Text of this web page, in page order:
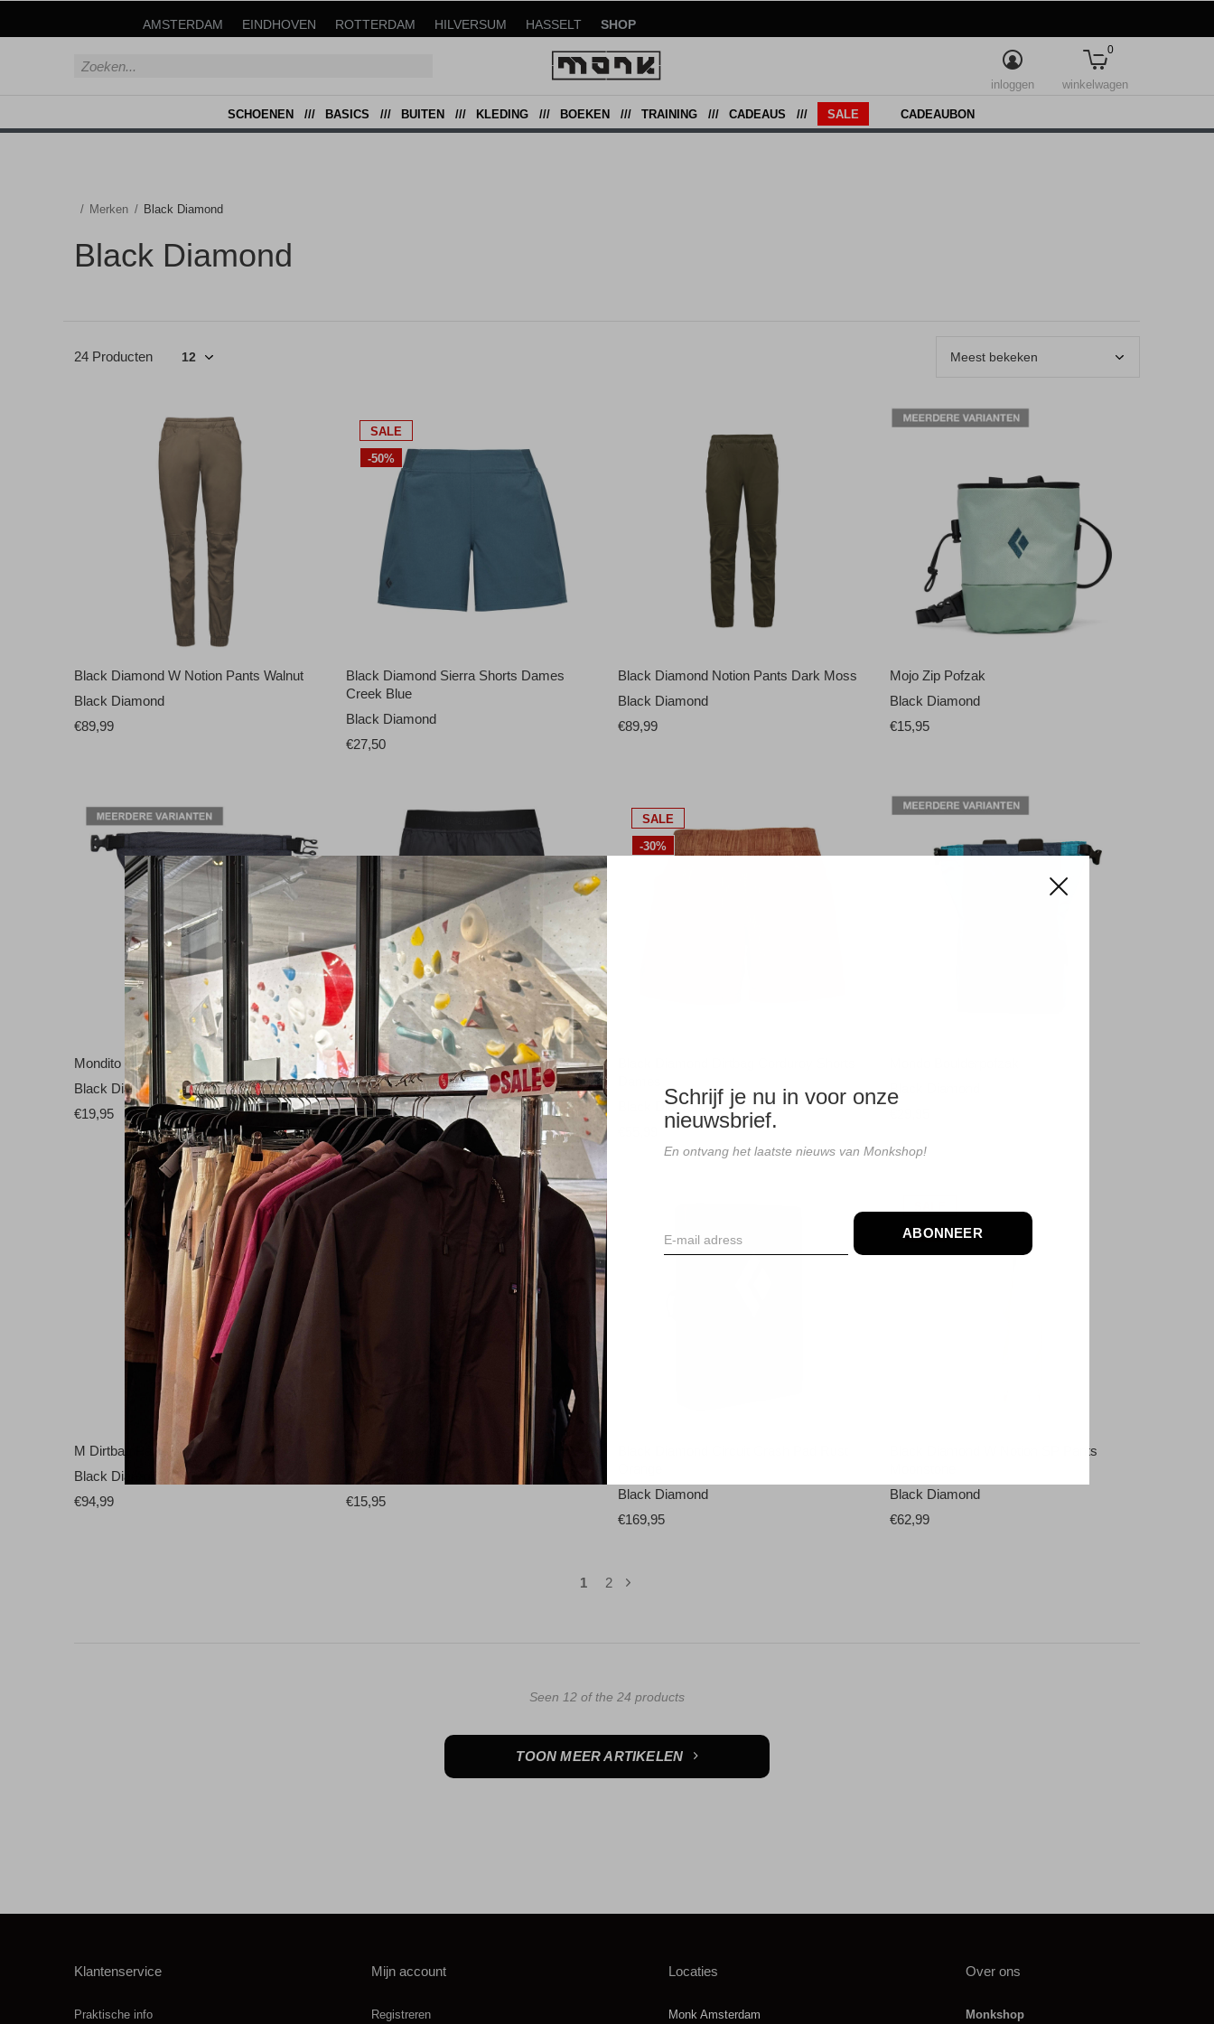
Schrijf je nu in voor onze
nieuwsbrief.
En ontvang het laatste nieuws van Monkshop!
ABONNEER
SCHOENEN BASICS BUITEN KLEDING BOEKEN TRAINING CADEAUS SALE CADEAUBON
inloggen winkelwagen
0
AMSTERDAM EINDHOVEN ROTTERDAM HILVERSUM HASSELT SHOP
Merken Black Diamond
Black Diamond
24 Producten
Black Diamond W Notion Pants Walnut
Black Diamond
€89,99
SALE
-50%
Black Diamond Sierra Shorts Dames
Creek Blue
Black Diamond
€27,50
Black Diamond Notion Pants Dark Moss
Black Diamond
€89,99
Mojo Zip Pofzak
Black Diamond
€15,95
Mondito Boulderpofzak
Black Diamond
€19,95
Black Diamond Sierra Short Black
Black Diamond
€54,99
SALE
-30%
Black Diamond
M Dirtbag Pants Clay
Black Diamond
€94,99
Black Diamond Mojo Chalk Bag
Black Diamond
€15,95
Black Diamond
€169,95
-30%
Black Diamond W Notion SP Pants
Black Diamond
€62,99
1 2
Seen 12 of the 24 products
TOON MEER ARTIKELEN
Klantenservice
Praktische info
Mijn account
Registreren
Locaties
Monk Amsterdam
Over ons
Monkshop